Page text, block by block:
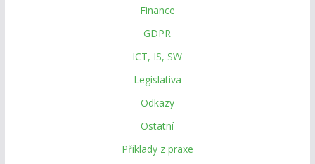
Finance
GDPR
ICT, IS, SW
Legislativa
Odkazy
Ostatní
Příklady z praxe